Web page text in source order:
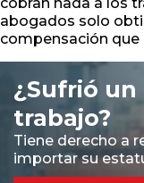
cobran nada a los
abogados solo
compensación
¿Sufrió
trabajo?
Tiene derecho a
importar su